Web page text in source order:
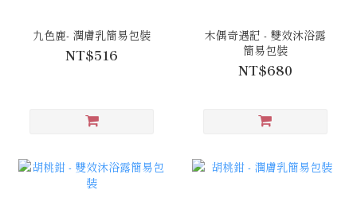
九色鹿- 潤膚乳簡易包裝
NT$516
木偶奇遇記 - 雙效沐浴露
簡易包裝
NT$680